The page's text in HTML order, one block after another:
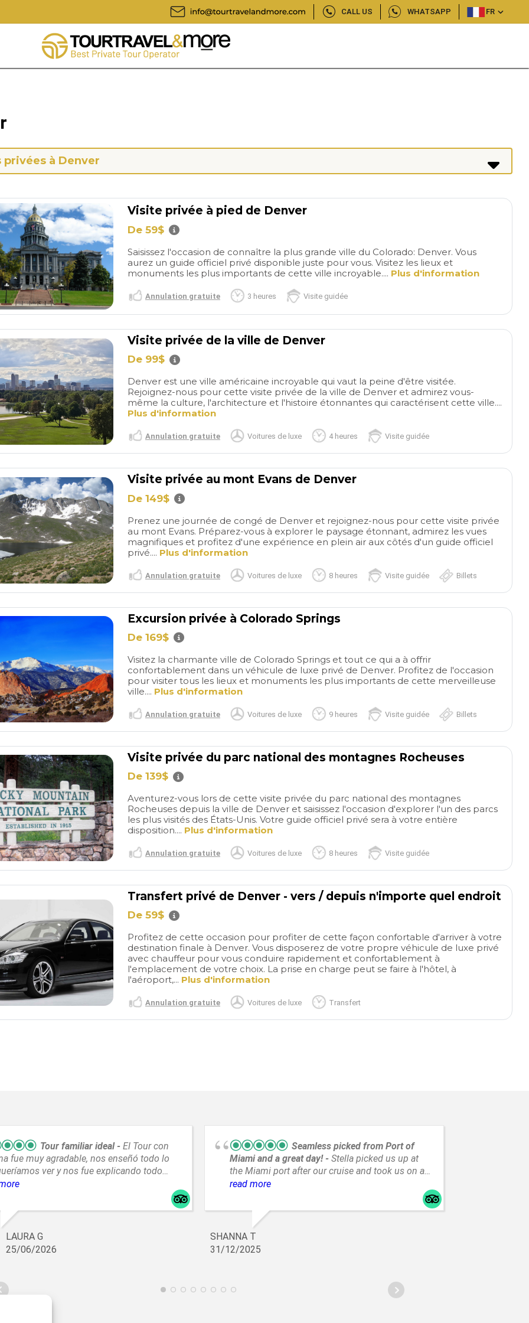
CALL US WHATSAPP FR
Seamless
of Miami
Stella
the Miami
and took
tour of
a great
Tour 5h
SanFrancisco Muy ágiles
en el contacto y fácil trato.
Muy simpáticos des del
primer momento y buscando
adaptarse a las necesidades
que teníamos para elegir dia,
fecha y horarios. Guía con
gran experiencia y muy majo.
Profesional y la verdad que
para volver a repetir. Buddy
un crack. Totalmente
recomendable. Precio
competitivo similar al resto
de opciones. Viaje en familia
y muy contentos. Gracias!
read more
MARC P
30/08/2025
Weekend
getaway Traveled to
wonderful. He shared his
knowledge on the drive
down of the area around
was just a delight
read more
District, and
privées à Denver
Visite privée à pied de Denver
De 59$
Saisissez l'occasion de connaître la plus grande ville du Colorado: Denver. Vous
aurez un guide officiel privé disponible juste pour vous. Visitez les lieux et
monuments les plus importants de cette ville incroyable.... Plus d'information
Annulation gratuite 3 heures Visite guidée
Visite privée de la ville de Denver
De 99$
Denver est une ville américaine incroyable qui vaut la peine d'être visitée.
Rejoignez-nous pour cette visite privée de la ville de Denver et admirez vous-
même la culture, l'architecture et l'histoire étonnantes qui caractérisent cette ville....
Plus d'information
Annulation gratuite Voitures de luxe 4 heures Visite guidée
Visite privée au mont Evans de Denver
De 149$
Prenez une journée de congé de Denver et rejoignez-nous pour cette visite privée
au mont Evans. Préparez-vous à explorer le paysage étonnant, admirez les vues
magnifiques et profitez d'une expérience en plein air aux côtés d'un guide officiel
privé.... Plus d'information
Annulation gratuite Voitures de luxe 8 heures Visite guidée Billets
Excursion privée à Colorado Springs
De 169$
Visitez la charmante ville de Colorado Springs et tout ce qui a à offrir
confortablement dans un véhicule de luxe privé de Denver. Profitez de l'occasion
pour visiter tous les lieux et monuments les plus importants de cette merveilleuse
ville.... Plus d'information
Annulation gratuite Voitures de luxe 9 heures Visite guidée Billets
Visite privée du parc national des montagnes Rocheuses
De 139$
Aventurez-vous lors de cette visite privée du parc national des montagnes
Rocheuses depuis la ville de Denver et saisissez l'occasion d'explorer l'un des parcs
les plus visités des États-Unis. Votre guide officiel privé sera à votre entière
disposition.... Plus d'information
Annulation gratuite Voitures de luxe 8 heures Visite guidée
Transfert privé de Denver - vers / depuis n'importe quel endroit
De 59$
Profitez de cette occasion pour profiter de cette façon confortable d'arriver à votre
destination finale à Denver. Vous disposerez de votre propre véhicule de luxe privé
avec chauffeur pour vous conduire rapidement et confortablement à
l'emplacement de votre choix. La prise en charge peut se faire à l'hôtel, à
l'aéroport,... Plus d'information
Annulation gratuite Voitures de luxe Transfert
Tour familiar ideal
El Tour con
fue muy agradable, nos enseñó todo lo
ver y nos fue explicando todo
Fue muy atenta y muy amable, sin
LAURA G
25/06/2026
Seamless picked from Port of
Miami and a great day!
Stella picked us up at
the Miami port after our cruise and took us on a
fantastic tour of Everglades. Such a great
read more
SHANNA T
31/12/2025